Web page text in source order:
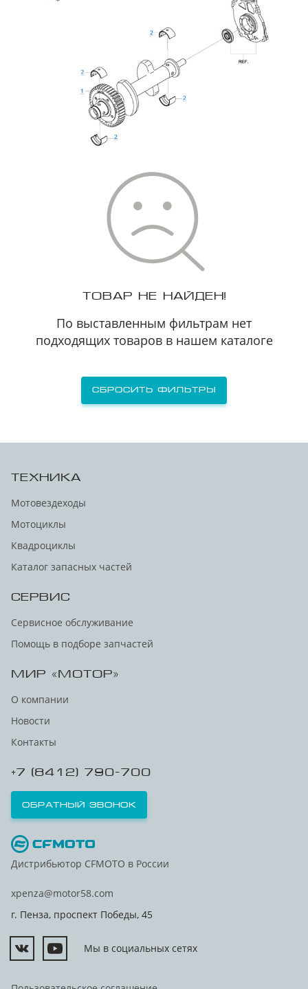
ТОВАР НЕ НАЙДЕН!
По выставленным фильтрам нет
подходящих товаров в нашем каталоге
Сбросить фильтры
ТЕХНИКА
Мотовездеходы
Мотоциклы
Квадроциклы
Каталог запасных частей
СЕРВИС
Сервисное обслуживание
Помощь в подборе запчастей
МИР «МОТОР»
О компании
Новости
Контакты
+7 (8412) 790-700
Обратный звонок
Дистрибьютор CFMOTO в России
xpenza@motor58.com
г. Пенза, проспект Победы, 45
Мы в социальных сетях